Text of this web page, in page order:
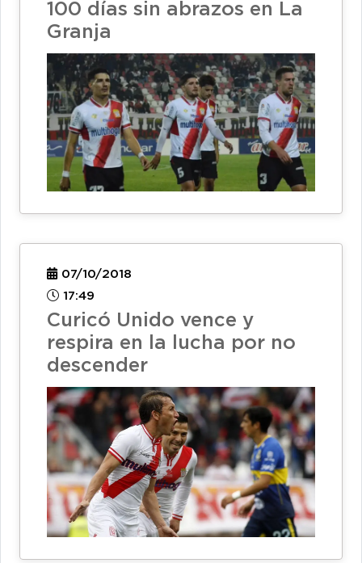
100 días sin abrazos en La
Granja
07/10/2018
17:49
Curicó Unido vence y
respira en la lucha por no
descender